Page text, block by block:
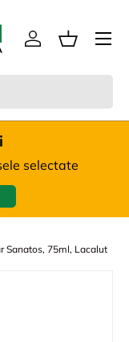
Intra in cont
Cos
Meniu
selectate
Sanatos, 75ml, Lacalut